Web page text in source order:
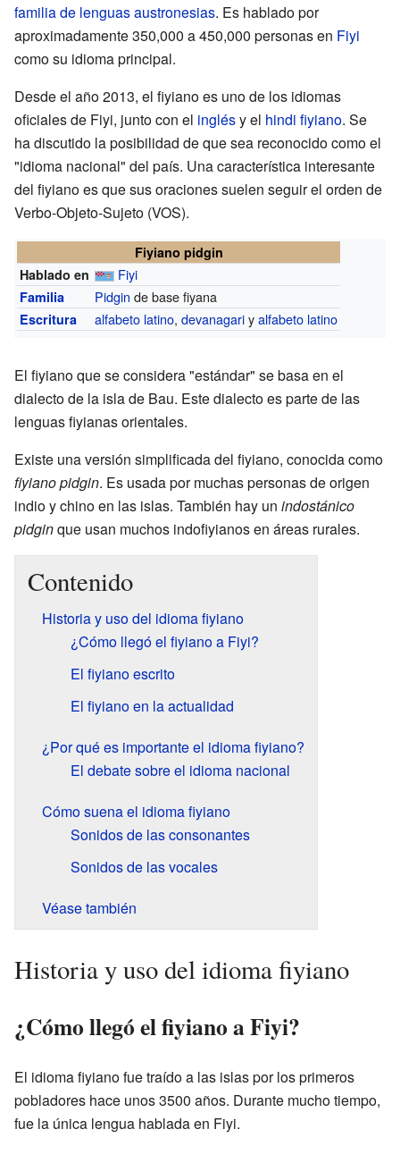
familia de lenguas austronesias. Es hablado por
aproximadamente 350,000 a 450,000 personas en Fiyi
como su idioma principal.
Desde el año 2013, el fiyiano es uno de los idiomas
oficiales de Fiyi, junto con el inglésy el hindi fiyiano. Se
ha discutido la posibilidad de que sea reconocido como el
"idioma nacional" del país. Una característica interesante
del fiyiano es que sus oraciones suelen seguir el orden de
Verbo-Objeto-Sujeto (VOS).
Fiyiano pidgin
Hablado en
Fiyi
Familia Pidgin de base fiyana
Escritura alfabeto latino,devanagariyalfabeto latino
El fiyiano que se considera "estándar" se basa en el
dialecto de la isla de Bau. Este dialecto es parte de las
lenguas fiyianas orientales.
Existe una versión simplificada del fiyiano, conocida como
fiyiano pidgin. Es usada por muchas personas de origen
indio y chino en las islas. También hay un indostánico
pidginque usan muchos indofiyianos en áreas rurales.
Contenido
Historia y uso del idioma fiyiano
¿Cómo llegó el fiyiano a Fiyi?
El fiyiano escrito
El fiyiano en la actualidad
¿Por qué es importante el idioma fiyiano?
El debate sobre el idioma nacional
Cómo suena el idioma fiyiano
Sonidos de las consonantes
Sonidos de las vocales
Véase también
Historia y uso del idioma fiyiano
¿Cómo llegó el fiyiano a Fiyi?
El idioma fiyiano fue traído a las islas por los primeros
pobladores hace unos 3500 años. Durante mucho tiempo,
fue la única lengua hablada en Fiyi.